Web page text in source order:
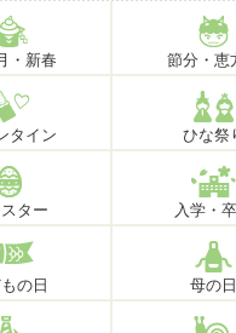
・新春 節分・恵
タイン ひな祭
ター 入学・
の日 母の日